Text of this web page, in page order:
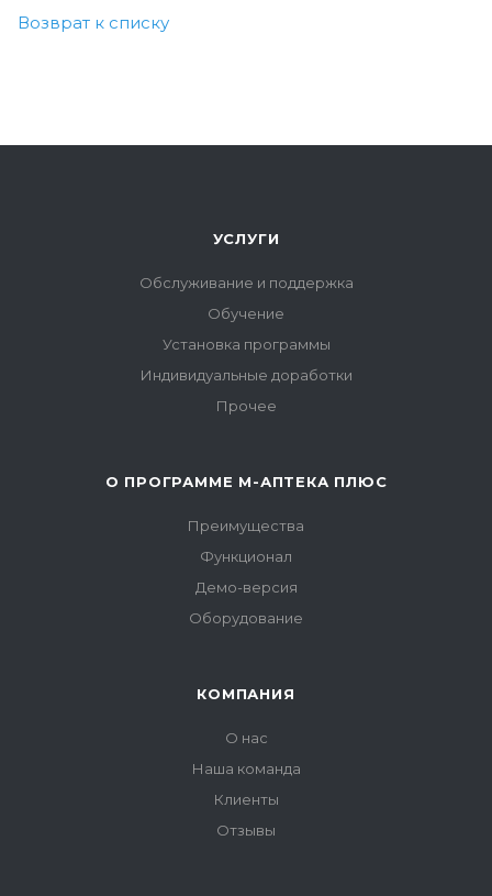
Возврат к списку
УСЛУГИ
Обслуживание и поддержка
Обучение
Установка программы
Индивидуальные доработки
Прочее
О ПРОГРАММЕ М-АПТЕКА ПЛЮС
Преимущества
Функционал
Демо-версия
Оборудование
КОМПАНИЯ
О нас
Наша команда
Клиенты
Отзывы